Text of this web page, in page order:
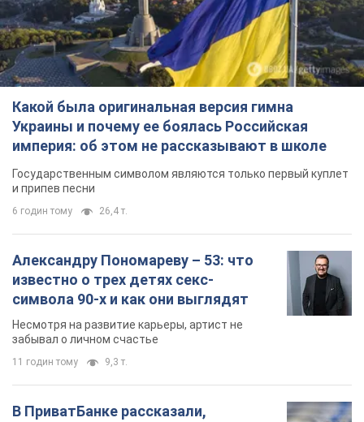
Какой была оригинальная версия гимна
Украины и почему ее боялась Российская
империя: об этом не рассказывают в школе
Государственным символом являются только первый куплет
и припев песни
6 годин тому 26,4 т.
Александру Пономареву – 53: что
известно о трех детях секс-
символа 90-х и как они выглядят
Несмотря на развитие карьеры, артист не
забывал о личном счастье
11 годин тому 9,3 т.
В ПриватБанке рассказали,